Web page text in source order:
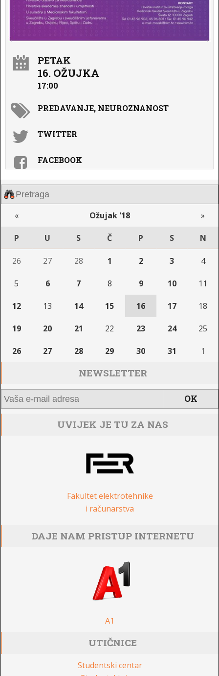
PETAK
16. OŽUJKA
17:00
PREDAVANJE, NEUROZNANOST
TWITTER
FACEBOOK
« Ožujak '18 »
P U S Č P S N
26 27 28 1 2 3 4
5 6 7 8 9 10 11
12 13 14 15 16 17 18
19 20 21 22 23 24 25
26 27 28 29 30 31 1
NEWSLETTER
UVIJEK JE TU ZA NAS
Fakultet elektrotehnike
i računarstva
DAJE NAM PRISTUP INTERNETU
A1
UTIČNICE
Studentski centar